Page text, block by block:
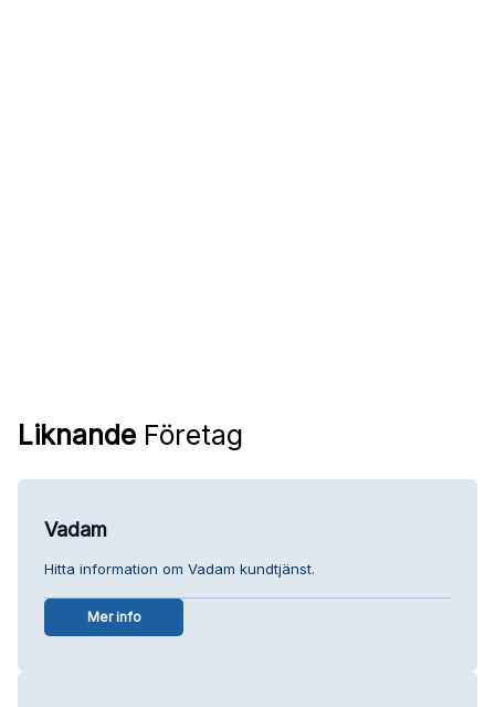
Liknande Företag
Vadam
Hitta information om Vadam kundtjänst.
Mer info